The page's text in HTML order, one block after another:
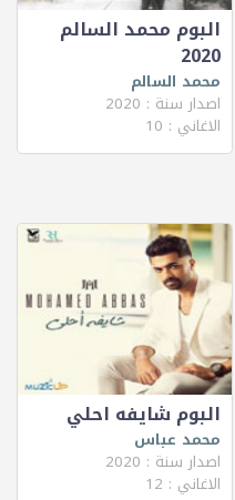
البوم محمد السالم
2020
محمد السالم
اصدار سنة : 2020
الاغاني : 10
البوم شايفه احلي
محمد عباس
اصدار سنة : 2020
الاغاني : 12